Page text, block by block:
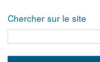
Chercher sur le site